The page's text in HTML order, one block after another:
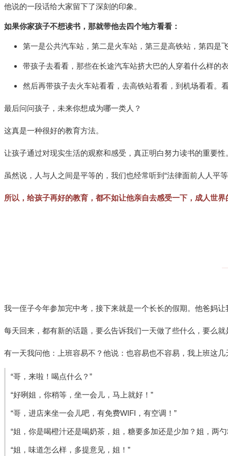
他说的一段话给大家留下了深刻的印象。
如果你家孩子不想读书，那就带他去四个地方看看：
第一是公共汽车站，第二是火车站，第三是高铁站，第四是
带孩子去看看，那些在长途汽车站挤大巴的人穿着什么样的
然后再带孩子去火车站看看，去高铁站看看，到机场看看。
最后问问孩子，未来你想成为哪一类人？
这真是一种很好的教育方法。
让孩子通过对现实生活的观察和感受，真正明白努力读书的重要性
虽然说，人与人之间是平等的，我们也经常听到“法律面前人人平
所以，给孩子再好的教育，都不如让他亲自去感受一下，成人世界
我一侄子今年参加完中考，接下来就是一个长长的假期。他爸妈
每天回来，都有新的话题，要么告诉我们一天做了些什么，要么
有一天我问他：上班容易不？他说：也容易也不容易，我上班这
“哥，来啦！喝点什么？”
“好咧姐，你稍等，坐一会儿，马上就好！”
“哥，进店来坐一会儿吧，有免费WIFI，有空调！”
“姐，你是喝橙汁还是喝奶茶，姐，糖要多加还是少加？姐，两勺
“姐，味道怎么样，多提意见，姐！”